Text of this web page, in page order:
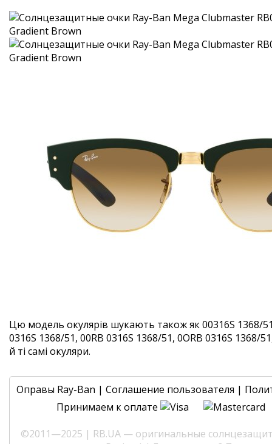
Цю модель окулярів шукають також як 00316S 1368/
0316S 1368/51, 00RB 0316S 1368/51, 0ORB 0316S 1368/
й ті самі окуляри.
Оправы Ray-Ban | Соглашение пользователя |
Принимаем к оплате
©2011—2025 | RB.UA — оригинальные